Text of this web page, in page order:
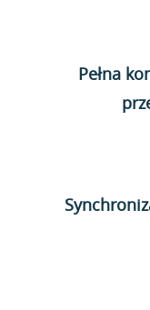
Pełna